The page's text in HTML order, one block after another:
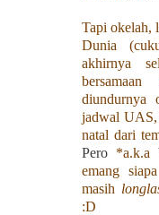
Tapi okelah,
Dunia
akhirnya
diundurnya
jadwal UAS,
natal dari
Pero *a.k.a
emang
masih
:D